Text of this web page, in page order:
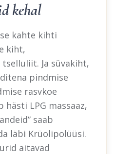
kehal
kahte kihti
kiht,
tselluliit. Ja süvakiht,
pindmise
rasvkoe
LPG massaaz,
saab
läbi Krüolipolüüsi.
aitavad